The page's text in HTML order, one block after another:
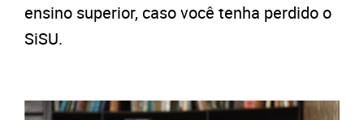
ensino superior, caso você tenha perdido o
SiSU.